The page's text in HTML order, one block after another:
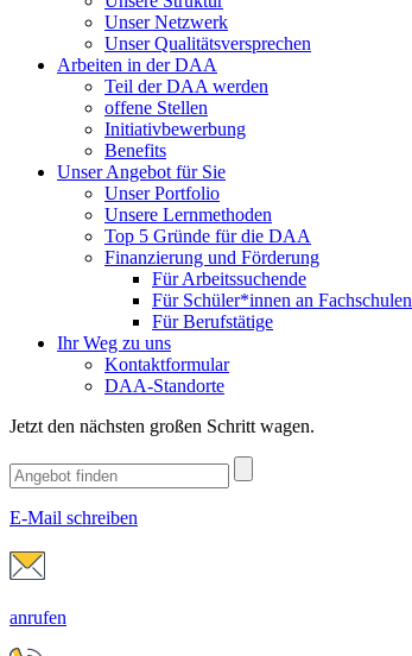
Unser Netzwerk
Unser Qualitätsversprechen
Arbeiten in der DAA
Teil der DAA werden
offene Stellen
Initiativbewerbung
Benefits
Unser Angebot für Sie
Unser Portfolio
Unsere Lernmethoden
Top 5 Gründe für die DAA
Finanzierung und Förderung
Für Arbeitssuchende
Für Schüler*innen an Fachschulen
Für Berufstätige
Ihr Weg zu uns
Kontaktformular
DAA-Standorte
Jetzt den nächsten großen Schritt wagen.
E-Mail schreiben
anrufen